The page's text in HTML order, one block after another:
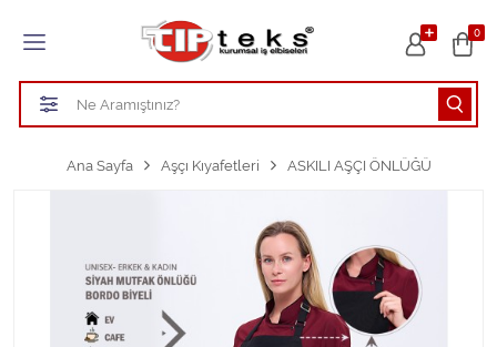
0
Tüm Kategoriler
HASTANE KIYAFETLERİ
Tüm Kategorileri Gör
Ana Sayfa Aşçı Kıyafetleri ASKILI AŞÇI ÖNLÜĞÜ